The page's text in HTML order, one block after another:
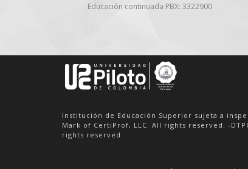
Educación continuada PBX: 3322900
Institución de Educación Superior sujeta a
Mark of CertiProf, LLC. All rights reserved. -
rights reserved.